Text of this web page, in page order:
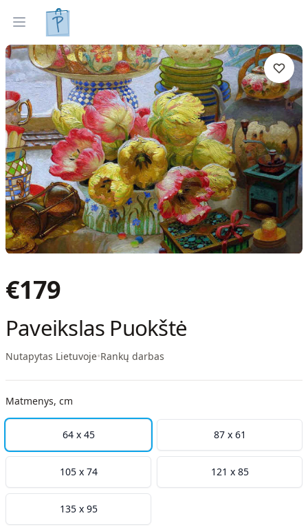
Open menu
Tapyti paveikslai
€179
Paveikslas Puokštė
Nutapytas Lietuvoje•Rankų darbas
Matmenys, cm
64 x 45 87 x 61
105 x 74 121 x 85
135 x 95